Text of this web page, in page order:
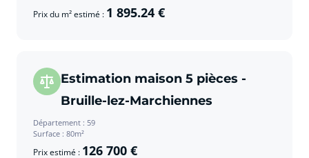
Prix du m² estimé : 1 895.24 €
Estimation maison 5 pièces -
Bruille-lez-Marchiennes
Département : 59
Surface : 80m²
Prix estimé : 126 700 €